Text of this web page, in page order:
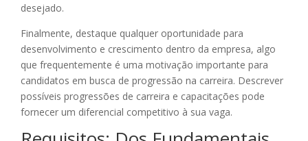
desejado.
Finalmente, destaque qualquer oportunidade para
desenvolvimento e crescimento dentro da empresa, algo
que frequentemente é uma motivação importante para
candidatos em busca de progressão na carreira. Descrever
possíveis progressões de carreira e capacitações pode
fornecer um diferencial competitivo à sua vaga.